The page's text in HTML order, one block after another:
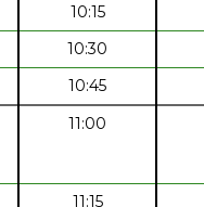
10:15
10:30
10:45
11:00
11:15